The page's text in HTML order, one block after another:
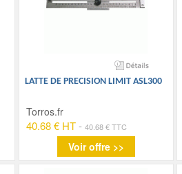
LATTE DE PRECISION LIMIT ASL300
Torros.fr
40.68 € HT - 40.68 € TTC
Voir offre >>